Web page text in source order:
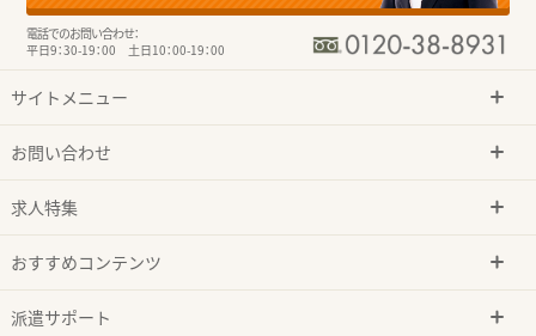
電話でのお問い合わせ：
平日9：30-19：00 土日10：00-19：00
サイトメニュー
お問い合わせ
求人特集
おすすめコンテンツ
派遣サポート